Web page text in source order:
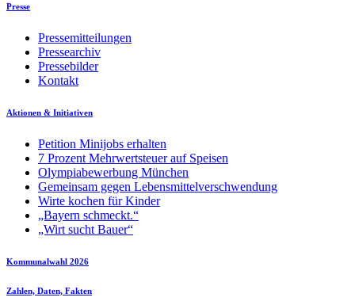
Presse
Pressemitteilungen
Pressearchiv
Pressebilder
Kontakt
Aktionen & Initiativen
Petition Minijobs erhalten
7 Prozent Mehrwertsteuer auf Speisen
Olympiabewerbung München
Gemeinsam gegen Lebensmittelverschwendung
Wirte kochen für Kinder
„Bayern schmeckt.“
„Wirt sucht Bauer“
Kommunalwahl 2026
Zahlen, Daten, Fakten